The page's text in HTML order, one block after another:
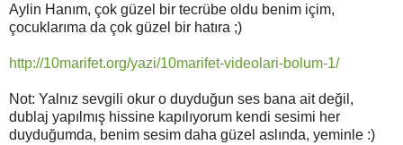
Aylin Hanım, çok güzel bir tecrübe oldu benim içim,
çocuklarıma da çok güzel bir hatıra ;)
http://10marifet.org/yazi/10marifet-videolari-bolum-1/
Not: Yalnız sevgili okur o duyduğun ses bana ait değil,
dublaj yapılmış hissine kapılıyorum kendi sesimi her
duyduğumda, benim sesim daha güzel aslında, yeminle :)